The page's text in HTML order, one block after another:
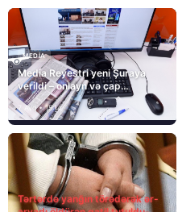
MEDİA
Media Reyestri yeni Şuraya
verildi – onlayn və çap
mediasını nə gözləyir?
7 Avq • 15:14
Tərtərdə yanğın törədərək ər-